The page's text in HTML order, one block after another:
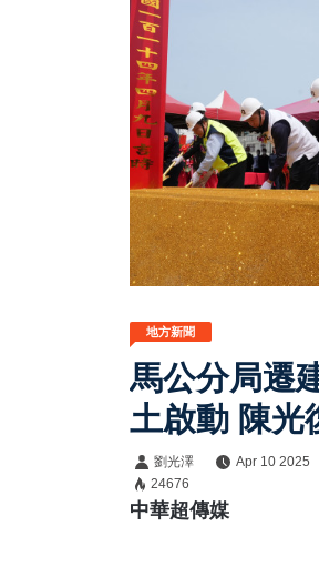
地方新聞
馬公分局遷
土啟動 陳光
打造安全優
公環境 提升
劉光澤
Apr 10 2025
24676
中華超傳媒